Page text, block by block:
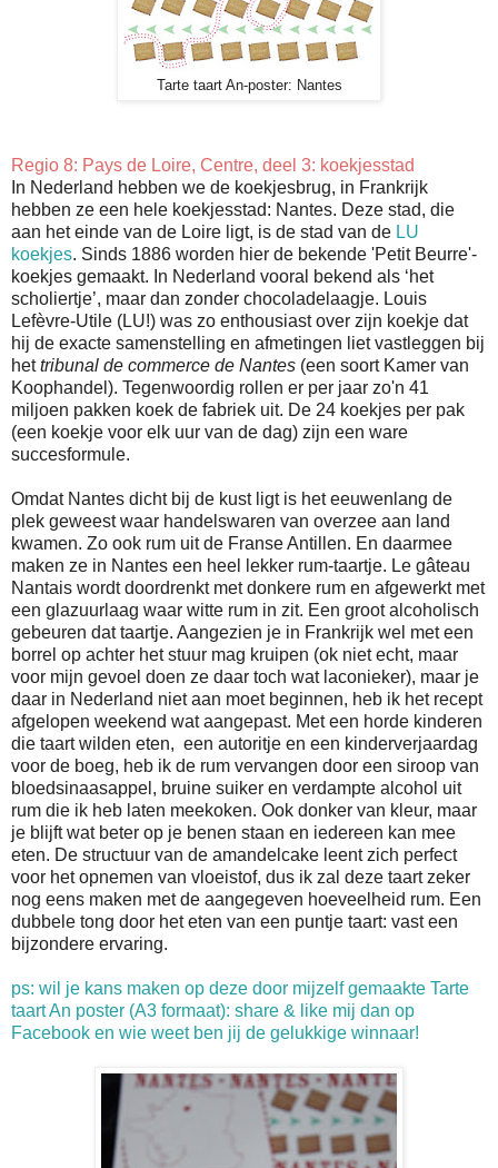
Tarte taart An-poster: Nantes
Regio 8: Pays de Loire, Centre, deel 3: koekjesstad
In Nederland hebben we de koekjesbrug, in Frankrijk
hebben ze een hele koekjesstad: Nantes. Deze stad, die
aan het einde van de Loire ligt, is de stad van de LU
koekjes. Sinds 1886 worden hier de bekende 'Petit Beurre'-
koekjes gemaakt. In Nederland vooral bekend als ‘het
scholiertje’, maar dan zonder chocoladelaagje. Louis
Lefèvre-Utile (LU!) was zo enthousiast over zijn koekje dat
hij de exacte samenstelling en afmetingen liet vastleggen bij
hettribunal de commerce de Nantes (een soort Kamer van
Koophandel). Tegenwoordig rollen er per jaar zo'n 41
miljoen pakken koek de fabriek uit. De 24 koekjes per pak
(een koekje voor elk uur van de dag) zijn een ware
succesformule.
Omdat Nantes dicht bij de kust ligt is het eeuwenlang de
plek geweest waar handelswaren van overzee aan land
kwamen. Zo ook rum uit de Franse Antillen. En daarmee
maken ze in Nantes een heel lekker rum-taartje. Le gâteau
Nantais wordt doordrenkt met donkere rum en afgewerkt met
een glazuurlaag waar witte rum in zit. Een groot alcoholisch
gebeuren dat taartje. Aangezien je in Frankrijk wel met een
borrel op achter het stuur mag kruipen (ok niet echt, maar
voor mijn gevoel doen ze daar toch wat laconieker), maar je
daar in Nederland niet aan moet beginnen, heb ik het recept
afgelopen weekend wat aangepast. Met een horde kinderen
die taart wilden eten, een autoritje en een kinderverjaardag
voor de boeg, heb ik de rum vervangen door een siroop van
bloedsinaasappel, bruine suiker en verdampte alcohol uit
rum die ik heb laten meekoken. Ook donker van kleur, maar
je blijft wat beter op je benen staan en iedereen kan mee
eten. De structuur van de amandelcake leent zich perfect
voor het opnemen van vloeistof, dus ik zal deze taart zeker
nog eens maken met de aangegeven hoeveelheid rum. Een
dubbele tong door het eten van een puntje taart: vast een
bijzondere ervaring.
ps: wil je kans maken op deze door mijzelf gemaakte Tarte
taart An poster (A3 formaat): share & like mij dan op
Facebook en wie weet ben jij de gelukkige winnaar!